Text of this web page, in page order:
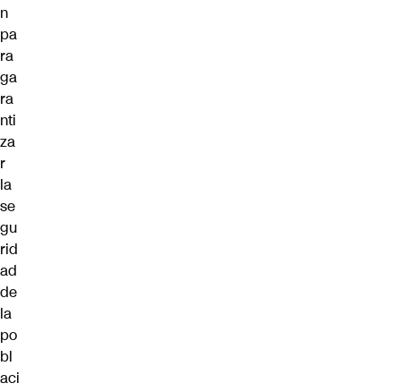
n
pa
ra
ga
ra
nti
za
r
la
se
gu
rid
ad
de
la
po
bl
aci